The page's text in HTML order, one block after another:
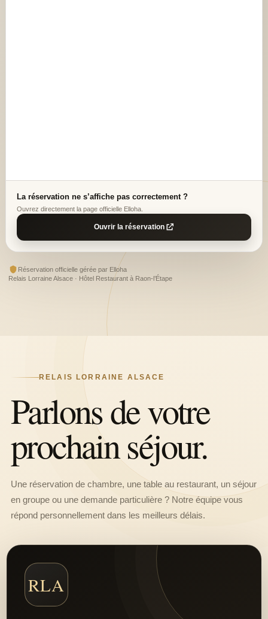
La réservation ne s’affiche pas correctement ?
Ouvrez directement la page officielle Elloha.
Ouvrir la réservation
Réservation officielle gérée par Elloha
Relais Lorraine Alsace · Hôtel Restaurant à Raon-l’Étape
RELAIS LORRAINE ALSACE
Parlons de votre
prochain séjour.
Une réservation de chambre, une table au restaurant, un séjour
en groupe ou une demande particulière ? Notre équipe vous
répond personnellement dans les meilleurs délais.
RLA